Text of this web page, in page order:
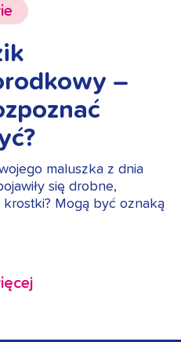
–
maluszka z dnia
się drobne,
Mogą być oznaką